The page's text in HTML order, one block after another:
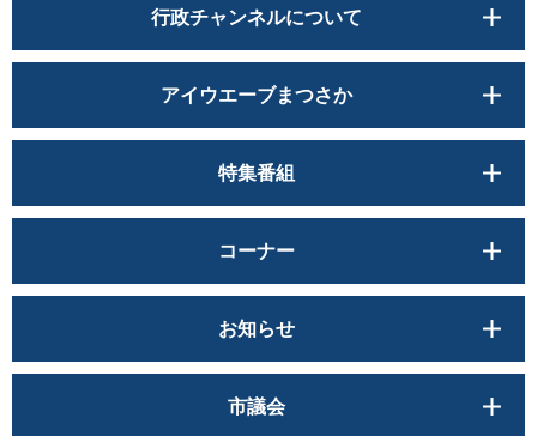
行政チャンネルについて
アイウエーブまつさか
特集番組
コーナー
お知らせ
市議会